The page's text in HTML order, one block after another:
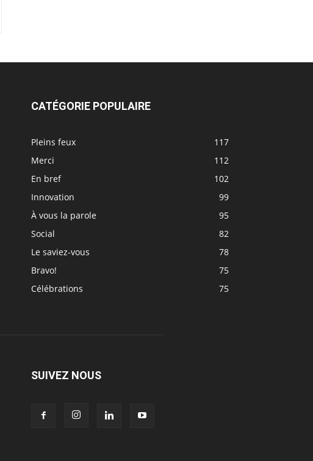
CATÉGORIE POPULAIRE
Pleins feux
117
Merci
112
En bref
102
Innovation
99
À vous la parole
95
Social
82
Le saviez-vous
78
Bravo!
75
Célébrations
75
SUIVEZ NOUS